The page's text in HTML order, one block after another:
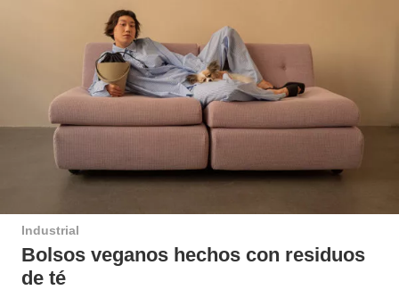
Industrial
Bolsos veganos hechos con residuos
de té